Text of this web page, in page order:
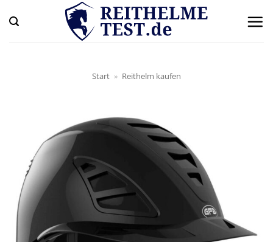
Inhalt
springen
Start » Reithelm kaufen